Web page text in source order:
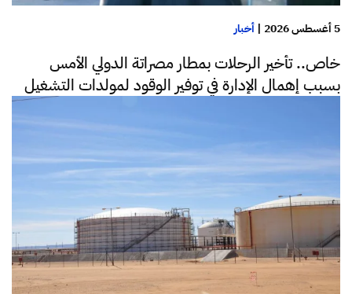
5 أغسطس 2026 | أخبار
خاص.. تأخير الرحلات بمطار مصراتة الدولي الأمس
بسبب إهمال الإدارة في توفير الوقود لمولدات التشغيل